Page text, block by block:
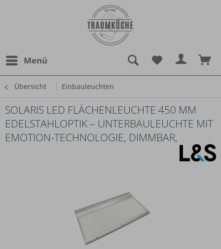
Menü
Übersicht Einbauleuchten
SOLARIS LED FLÄCHENLEUCHTE 450 MM
EDELSTAHLOPTIK – UNTERBAULEUCHTE MIT
EMOTION-TECHNOLOGIE, DIMMBAR,